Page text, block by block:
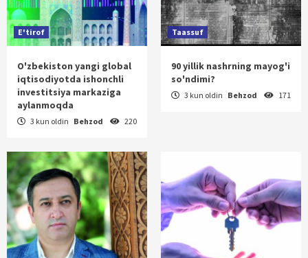
E'tirof
O'zbekiston yangi global
iqtisodiyotda ishonchli
investitsiya markaziga
aylanmoqda
3 kun oldin Behzod 220
Taassuf
90 yillik nashrning mayog'i
so'ndimi?
3 kun oldin Behzod 171